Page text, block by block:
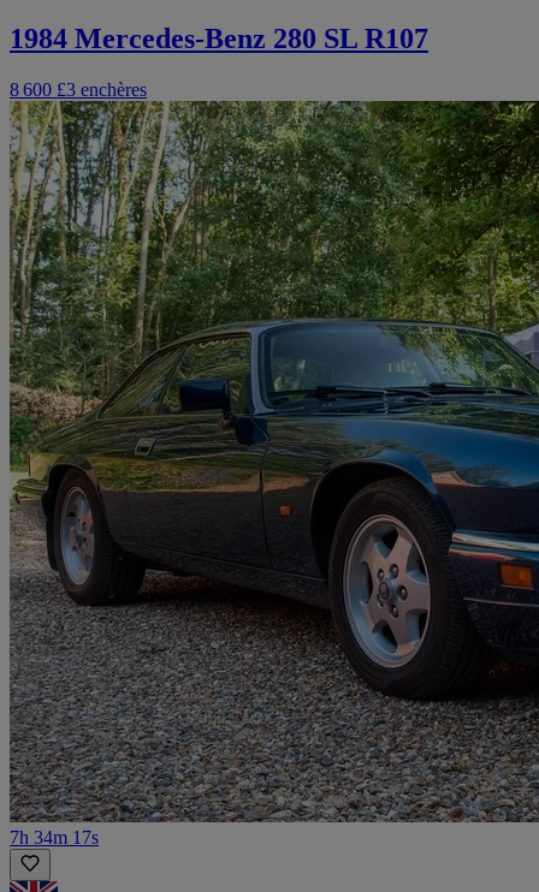
1984 Mercedes-Benz 280 SL R107
8 600 £3 enchères
7h 34m 17s